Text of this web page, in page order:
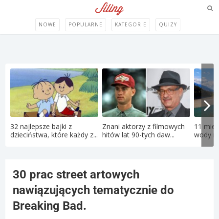
NOWE POPULARNE KATEGORIE QUIZY
32 najlepsze bajki z
dzieciństwa, które każdy z...
Znani aktorzy z filmowych
hitów lat 90-tych daw...
11
wody
30 prac street artowych
nawiązujących tematycznie do
Breaking Bad.